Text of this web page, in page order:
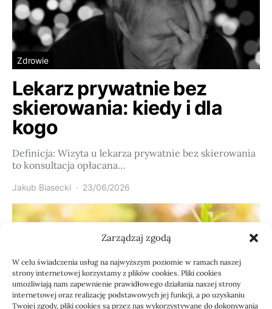
Zarządzaj zgodą
W celu świadczenia usług na najwyższym poziomie w ramach naszej
strony internetowej korzystamy z plików cookies. Pliki cookies
umożliwiają nam zapewnienie prawidłowego działania naszej strony
internetowej oraz realizację podstawowych jej funkcji, a po uzyskaniu
Twojej zgody, pliki cookies są przez nas wykorzystywane do dokonywania
Zdrowie
Lekarz prywatnie bez
skierowania: kiedy i dla
kogo
Definicja: Wizyta u lekarza prywatnie bez skierowania
to konsultacja opłacana…
Jakub Biasecki 23/06/2026